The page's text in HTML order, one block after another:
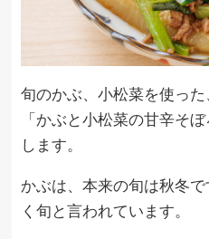
旬のかぶ、小松菜を使っ
「かぶと小松菜の甘辛そ
します。
かぶは、本来の旬は秋冬
く旬と言われています。